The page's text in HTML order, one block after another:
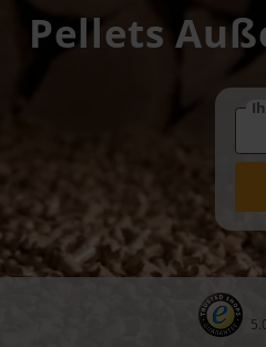
Pellets